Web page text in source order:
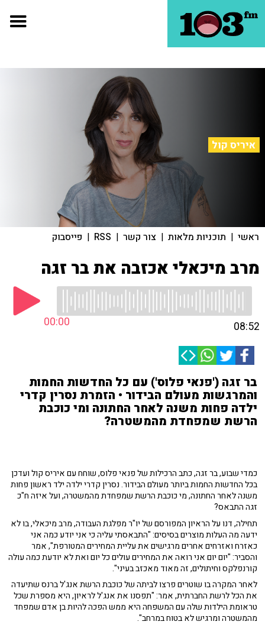
איריס קול
ראשי | תוכניות מלאות | צור קשר |
RSS
| פייסבוק
מרב מיכאלי אכזבה את בר זגה
00:00 08:52
בר זגה ('פנאי פלוס') עם כל החדשות החמות
והמרגשות מעולם הבידור • הזמרת נסרין קדרי
ילדה פחות משנה לאחר החתונה ומי כוכבת
הרשת שמפחדת מהמשטרה?
כמדי שבוע, בר זגה, כתב הרכילות של פנאי פלוס, שוחח עם איריס קול ועדכן
בכל החדשות החמות ביותר מעולם הבידור. נסרין קדרי ילדה ילד ראשון פחות
משנה לאחר החתונה, מי כוכבת הרשת שמפחדת מהמשטרה, ועל איזה ח"כ
זגה התבאס?
תחילה, דנו על הראיון המפורסם של יו"ר מפלגת העבודה, מרב מיכאלי, בו לא
ידעה מה העלות מוצרים בסיסים: "התבאסתי עליה כי אני יודע כמה אני
כאזרח ואזרחים אחרים מרגישים את עליית המחירים המטורפת", אמר
והסביר: "יום יום אני רואה את המחירים עולים כל יום ואת לא יודעת כמה עולה
קורנפלקס וחיתולים, זה מאוד מאכזב בעיני".
לאחר המקרה בו שוטרים פרצו לביתה של כוכבת הרשת אנג'ל ברנס שתיעדה
את הכל לרשת החברתית, אמר: "תפסנו את אנג'ל לראיון, היא מספרת שכל
טראומת הילדות שלה עם המשפחה היא ממש הפכה להיות בן אדם שמפחד
מהמשטרה ומרגיש לא בטוח במרחב".